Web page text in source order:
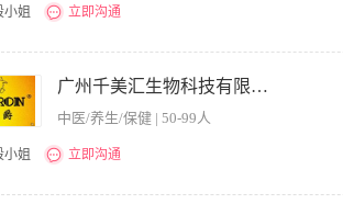
近两周
近一月
近二月
小姐 立即沟通
效果 5、评估、分析网站的关键词等，根据用户需求，
负责日常合作网站的管理及维护 8、开发拓展合作的网
主动沟通意识强，同时又具备良好的倾听与换位思考能
户行为特征
广州千美汇生物科技有限公司
中医/养生/保健 | 50-99人
小姐 立即沟通